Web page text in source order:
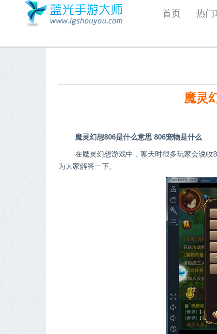
首页 热门
魔灵
魔灵幻想806是什么意思 806宠物是什么
在魔灵幻想游戏中，聊天时很多玩家会说
为大家解答一下。